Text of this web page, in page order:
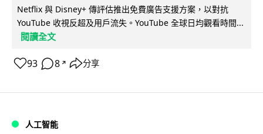
Netflix 與 Disney+ 傳評估推出免費廣告支援方案，以對抗
YouTube 收視反超及用戶流失。YouTube 全球日均觀看時間...
閱讀全文
93 8 ↗ 分享
人工智能